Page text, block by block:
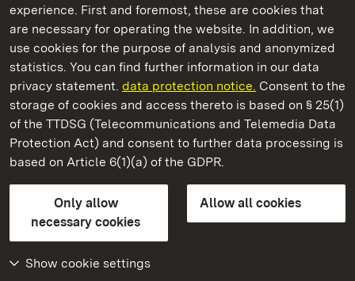
experience. First and foremost, these are cookies that
are necessary for operating the website. In addition, we
use cookies for the purpose of analysis and anonymized
statistics. You can find further information in our data
privacy statement. data protection notice. Consent to the
storage of cookies and access thereto is based on § 25(1)
of the TTDSG (Telecommunications and Telemedia Data
Protection Act) and consent to further data processing is
based on Article 6(1)(a) of the GDPR.
Only allow
necessary cookies
Allow all cookies
Show cookie settings
State Palaces and Gardens of Baden-Wuerttemberg
Staatliche Schlösser und Gärten Baden‑Württemberg
State Palaces and Gardens of Baden-Wuerttemberg
Contact usFAQMasthead
Declaration on barrier-free access
BITV-konform (geprüfte Seiten)